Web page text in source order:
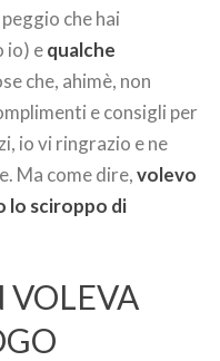
che hai
io) equalche
che, ahimè, non
e consigli per
io vi ringrazio e ne
Ma come dire,volevo
lo sciroppo di
VOLEVA